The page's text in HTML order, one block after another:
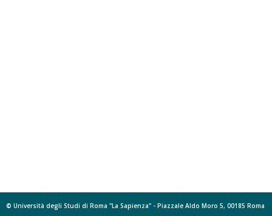
© Università degli Studi di Roma "La Sapienza" - Piazzale Aldo Moro 5, 00185 Roma